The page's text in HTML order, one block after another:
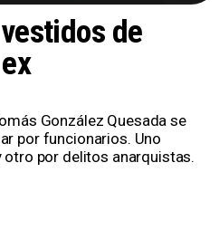
de
González Quesada se
por funcionarios. Uno
por delitos anarquistas.